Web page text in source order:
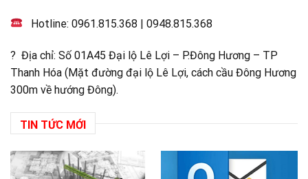
Hotline:0961.815.368 |0948.815.368
? Địa chỉ: Số 01A45 Đại lộ Lê Lợi – P.Đông Hương – TP
Thanh Hóa (Mặt đường đại lộ Lê Lợi, cách cầu Đông Hương
300m về hướng Đông).
TIN TỨC MỚI